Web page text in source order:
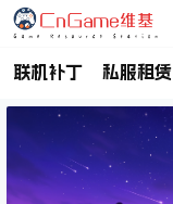
联机补丁 私服租赁